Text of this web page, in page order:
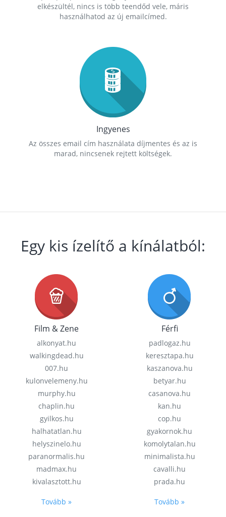
elkészültél, nincs is több teendőd vele, máris
használhatod az új emailcímed.
Ingyenes
Az összes email cím használata díjmentes és az is
marad, nincsenek rejtett költségek.
Egy kis ízelítő a kínálatból:
Film & Zene
alkonyat.hu
walkingdead.hu
007.hu
kulonvelemeny.hu
murphy.hu
chaplin.hu
gyilkos.hu
halhatatlan.hu
helyszinelo.hu
paranormalis.hu
madmax.hu
kivalasztott.hu
Tovább »
Férfi
padlogaz.hu
keresztapa.hu
kaszanova.hu
betyar.hu
casanova.hu
kan.hu
cop.hu
gyakornok.hu
komolytalan.hu
minimalista.hu
cavalli.hu
prada.hu
Tovább »